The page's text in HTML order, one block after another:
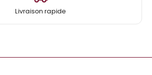
Livraison rapide